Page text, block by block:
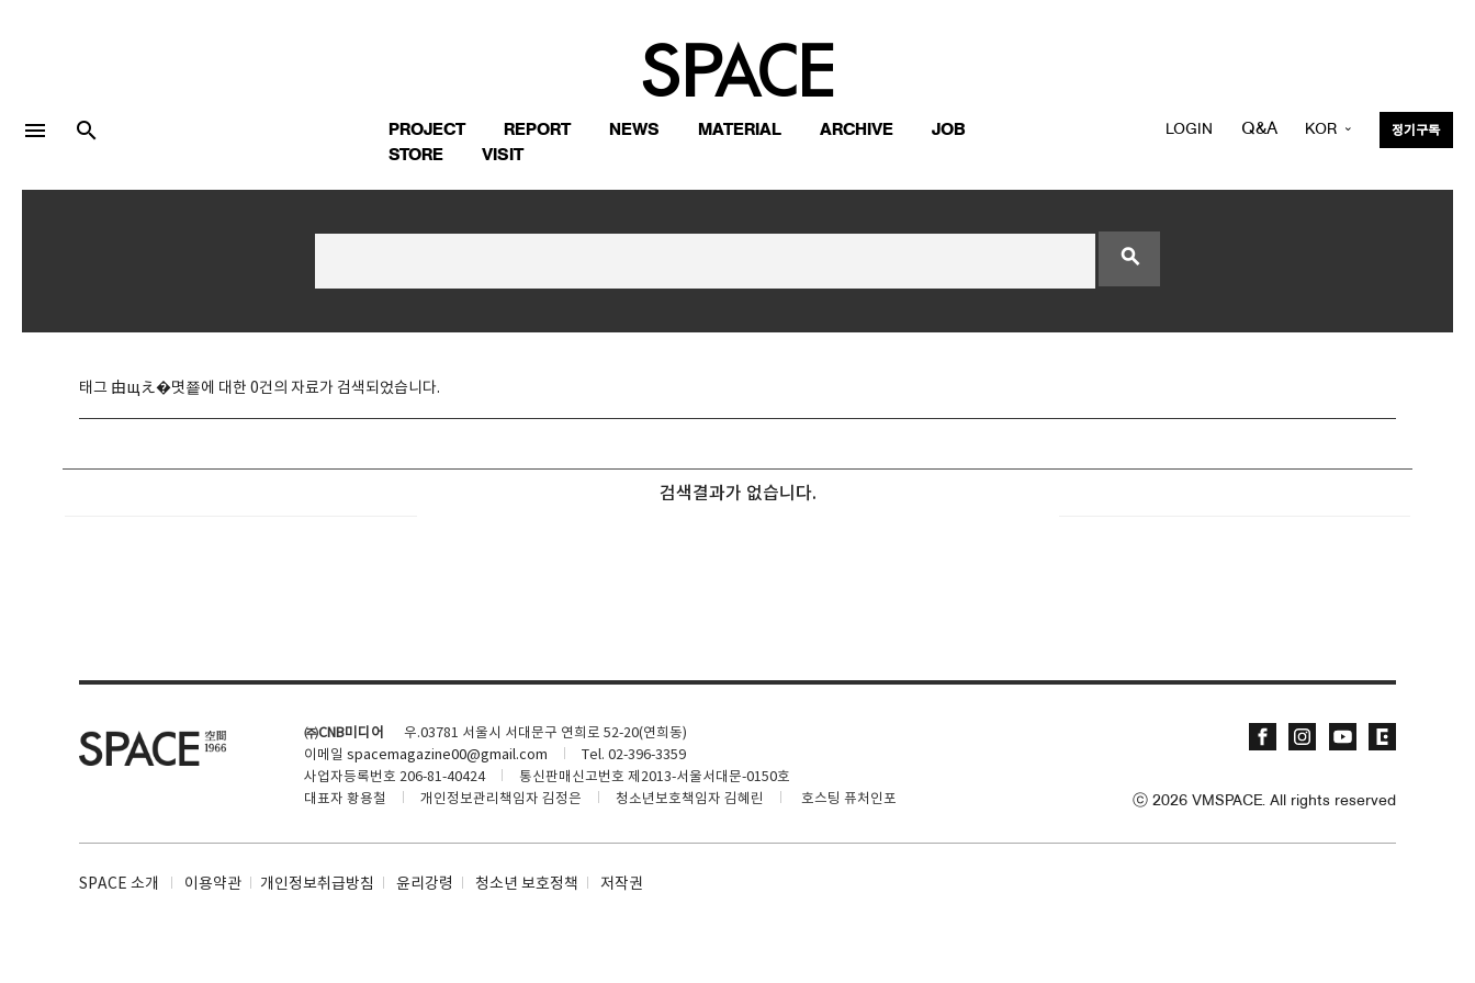
Twitter 로그인
기사문의
Contact
menu search PROJECT REPORT NEWS MATERIAL ARCHIVE
JOB
STORE
VISIT
LOGIN Q&A KOR 정기구독
search
태그 由щえ�몃쭅에 대한 0건의 자료가 검색되었습니다.
검색결과가 없습니다.
㈜CNB미디어
우.03781 서울시 서대문구 연희로 52-20(연희동)
이메일 spacemagazine00@gmail.com
Tel. 02-396-3359
사업자등록번호 206-81-40424
통신판매신고번호 제2013-서울서대문-0150호
대표자 황용철
개인정보관리책임자 김정은 청소년보호책임자 김혜린 호스팅 퓨처인포 ⓒ 2026 VMSPACE. All rights reserved
SPACE 소개 이용약관 개인정보취급방침 윤리강령 청소년 보호정책 저작권